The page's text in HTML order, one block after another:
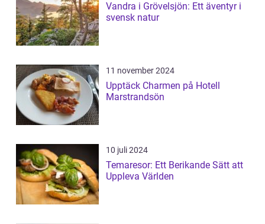
Vandra i Grövelsjön: Ett äventyr i
svensk natur
11 november 2024
Upptäck Charmen på Hotell
Marstrandsön
10 juli 2024
Temaresor: Ett Berikande Sätt att
Uppleva Världen